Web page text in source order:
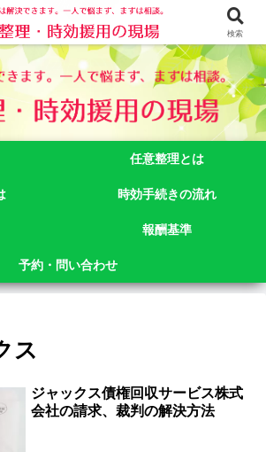
書士法人御苑総合事務所にご相談下さい。 東京都
番１号アルテビル新宿４階 TEL:03-3356-3750
任意整理とは
時効手続きの流れ
報酬基準
予約・問い合わせ
ス
ジャックス債権回収サービス株式
会社の請求、裁判の解決方法
検索